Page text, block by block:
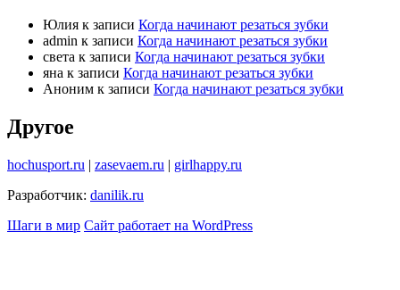
Юлия к записи Когда начинают резаться зубки
admin к записи Когда начинают резаться зубки
света к записи Когда начинают резаться зубки
яна к записи Когда начинают резаться зубки
Аноним к записи Когда начинают резаться зубки
Другое
hochusport.ru | zasevaem.ru | girlhappy.ru
Разработчик: danilik.ru
Шаги в мир Сайт работает на WordPress